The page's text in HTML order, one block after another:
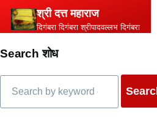
Skip to main content
श्री दत्त महाराज
दिगंबरा दिगंबरा श्रीपादवल्लभ दिगंबरा
Search शोध